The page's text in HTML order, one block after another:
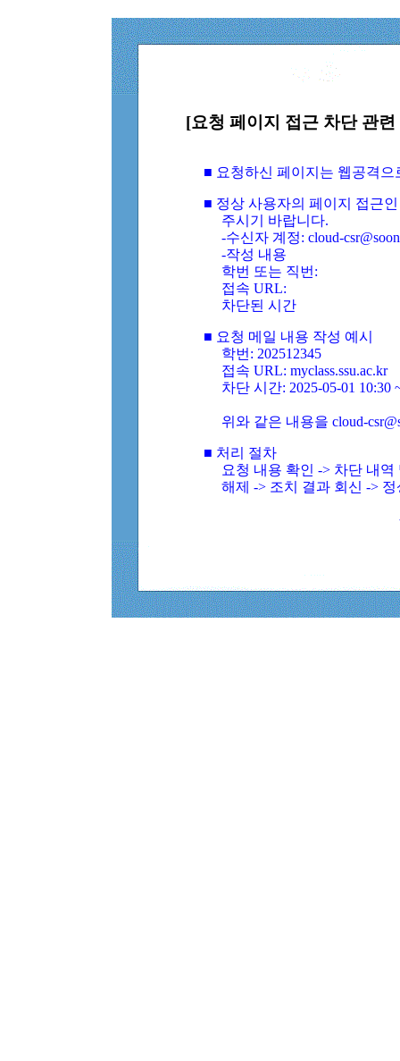
[요청 페이지 접근 차단 관
■ 요청하신 페이지는 웹공격
■ 정상 사용자의 페이지 접근
주시기 바랍니다.
-수신자 계정: cloud-
-작성 내용
학번 또는 직번:
접속 URL:
차단된 시간
■ 요청 메일 내용 작성 예시
학번: 202512345
접속 URL: myclass.ssu.ac.kr
차단 시간: 2025-05-01 10:30
위와 같은 내용을 cloud-
■ 처리 절차
요청 내용 확인 -> 차단 내
해제 -> 조치 결과 회신 ->